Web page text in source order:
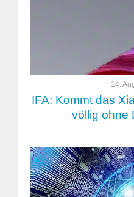
14.
IFA: Kommt das
völlig ohne